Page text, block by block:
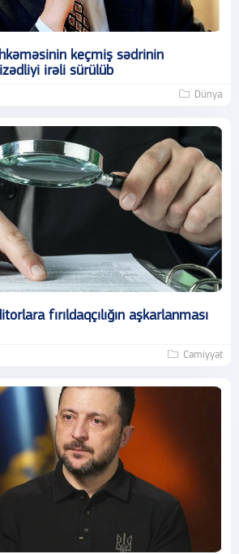
keçmiş sədrinin
irəli sürülüb
Dünya
fırıldaqçılığın aşkarlanması
Cəmiyyət